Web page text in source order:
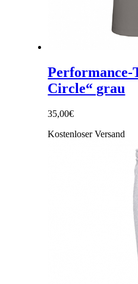
Performance-
Circle“ grau
35,00€
Kostenloser Versand